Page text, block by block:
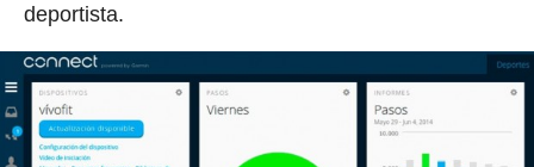
deportista.